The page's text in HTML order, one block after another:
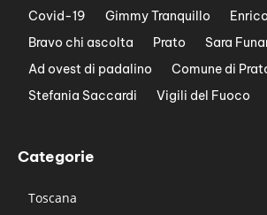
Covid-19
Gimmy Tranquillo
Bravo chi ascolta
Prato Sara
Ad ovest di padalino
Comune di
Stefania Saccardi
Vigili del Fuoco
Categorie
Toscana